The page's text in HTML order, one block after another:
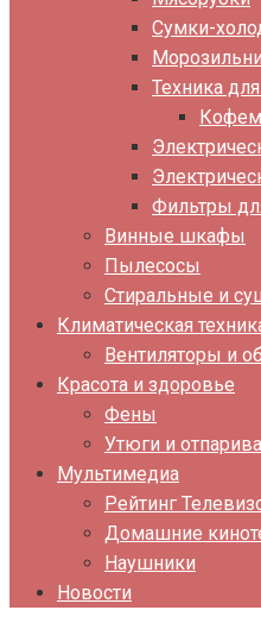
Сумки-
Техника
Фильтры
Винные шкафы
Пылесосы
Стиральные и
Климатическая
Вентиляторы и
Красота и здоровье
Фены
Утюги и
Мультимедиа
Рейтинг
Домашние
Наушники
Новости